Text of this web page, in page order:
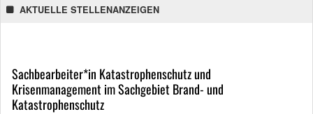
AKTUELLE STELLENANZEIGEN
Sachbearbeiter*in Katastrophenschutz und
Krisenmanagement im Sachgebiet Brand- und
Katastrophenschutz